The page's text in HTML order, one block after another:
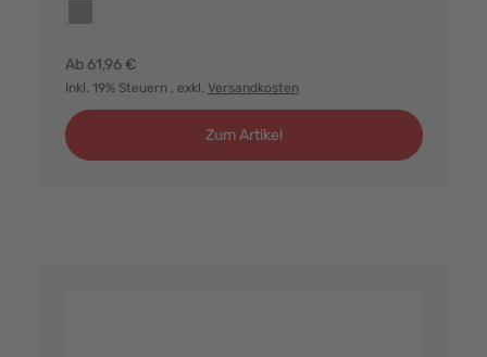
Ab 61,96 €
Inkl. 19% Steuern , exkl. Versandkosten
Zum Artikel